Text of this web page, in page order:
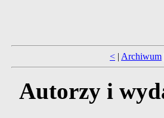
< | Archiwum
Autorzy i